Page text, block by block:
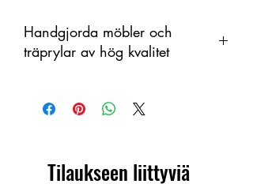
Handgjorda möbler och
träprylar av hög kvalitet
orgaanisena materiaalina, jossa on
värimuutoksia. Siksi tuotteen ja
Tilaukseen liittyviä